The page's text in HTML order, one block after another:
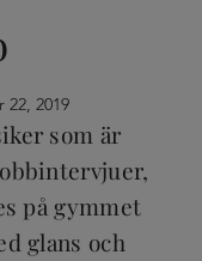
22, 2019
som är
på gymmet
glans och